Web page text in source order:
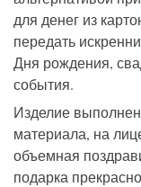
для денег из
передать
Дня рождения,
события.
Изделие
материала, на
объемная
подарка